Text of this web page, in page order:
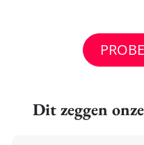
Dit zeggen